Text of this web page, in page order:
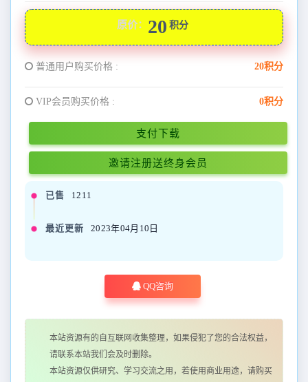
原价： 20 积分
普通用户购买价格 : 20积分
VIP会员购买价格 : 0积分
支付下载
邀请注册送终身会员
已售 1211
最近更新 2023年04月10日
QQ咨询
本站资源有的自互联网收集整理，如果侵犯了您的合法权益，
请联系本站我们会及时删除。
本站资源仅供研究、学习交流之用，若使用商业用途，请购买